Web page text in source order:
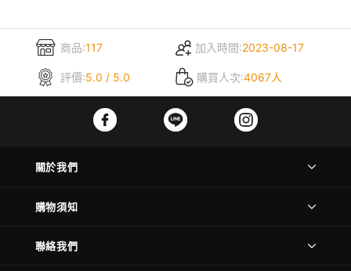
商品:117 加入時間:2023-08-17
評價:5.0 / 5.0 購買人次:4067人
關於我們
購物須知
聯絡我們